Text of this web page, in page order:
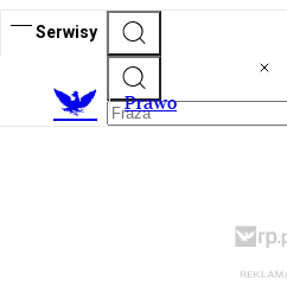
Serwisy
Prawo